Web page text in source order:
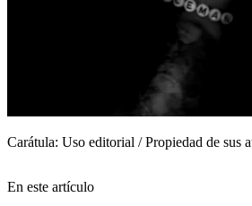
Carátula: Uso editorial / Propiedad de sus
En este artículo